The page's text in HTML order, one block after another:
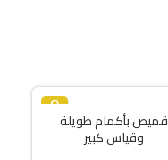
قميص بأكمام طويلة
وقياس كبير